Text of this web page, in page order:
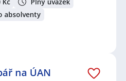
absolventy
na ÚAN